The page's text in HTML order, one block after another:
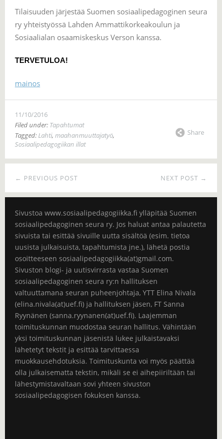
Tilaisuuden järjestää Suomen sosiaalipedagoginen seura
ry yhteistyössä Lahden Ammattikorkeakoulun ja
Sosiaalialan osaamiskeskus Verson kanssa.
TERVETULOA!
mainos
11/10/2016
Filed under: Tapahtumat
Tagged:Lahti, maahanmuuttajatyö,
Sosiaalipedagogiikan illat
Share
NEXT POST →
← PREVIOUS POST
Sivustoa www.sosiaalipedagogiikka.fi ylläpitää Suomen
sosiaalipedagoginen seura ry. Jos haluat antaa palautetta
sivuista tai esittää sivuille uutta sisältöä (esim. tietoa
uusista julkaisuista, tapahtumista jne.), lähetä postia
osoitteeseen sosiaalipedagogiikka(at)gmail.com.
Sivuston blogi- ja uutisvirrasta vastaa Suomen
sosiaalipedagoginen seura ry:n hallituksen
valtuuttamana seuran puheenjohtaja, YTT Elina Nivala
(elina.nivala(at)uef.fi) ja hallituksen jäsen, FT Sanna
Ryynänen (sanna.ryynanen(at)uef.fi). Laajemman
toimituskunnan muodostaa seuran hallitus. Vähintään
yksi toimituskunnan jäsenistä lukee julkaistavaksi
lähetetyt tekstit ja esittää tarvittaessa
muokkausehdotuksia. Toimituskunta voi myös päättää
olla julkaisematta tekstin, mikäli se ei aihepiiriltään tai
lähestymistavaltaan sovi yhteen sivuston
sosiaalipedagogisen fokuksen kanssa.